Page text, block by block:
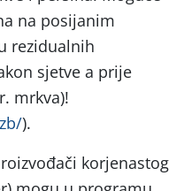
na posijanim
rezidualnih
sjetve a prije
mrkva)!
).
korjenastog